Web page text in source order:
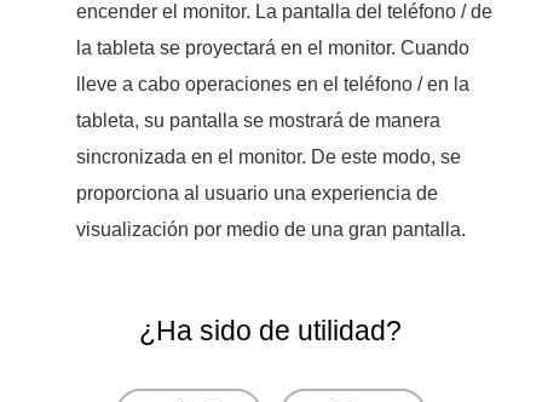
encender el monitor. La pantalla del teléfono / de
la tableta se proyectará en el monitor. Cuando
lleve a cabo operaciones en el teléfono / en la
tableta, su pantalla se mostrará de manera
sincronizada en el monitor. De este modo, se
proporciona al usuario una experiencia de
visualización por medio de una gran pantalla.
¿Ha sido de utilidad?